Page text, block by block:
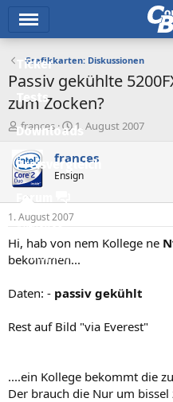
Ticker
Tests
Downloads
Preisvergleich
Forum
Aktuelles
Empfohlene Inhalte
Grafikkarten: Diskussionen
Passiv gekühlte
zum Zocken?
E
r
s
t
e
l
e
frances
E
r
s
e
t
a
1. August 2007
frances
Ensign
1. August 2007
Hi, hab von nem Kollege ne
bekommen...
Daten: - passiv gekühlt
Rest auf Bild "via Everest"
....ein Kollege bekommt die
Der brauch die Nur um bissel